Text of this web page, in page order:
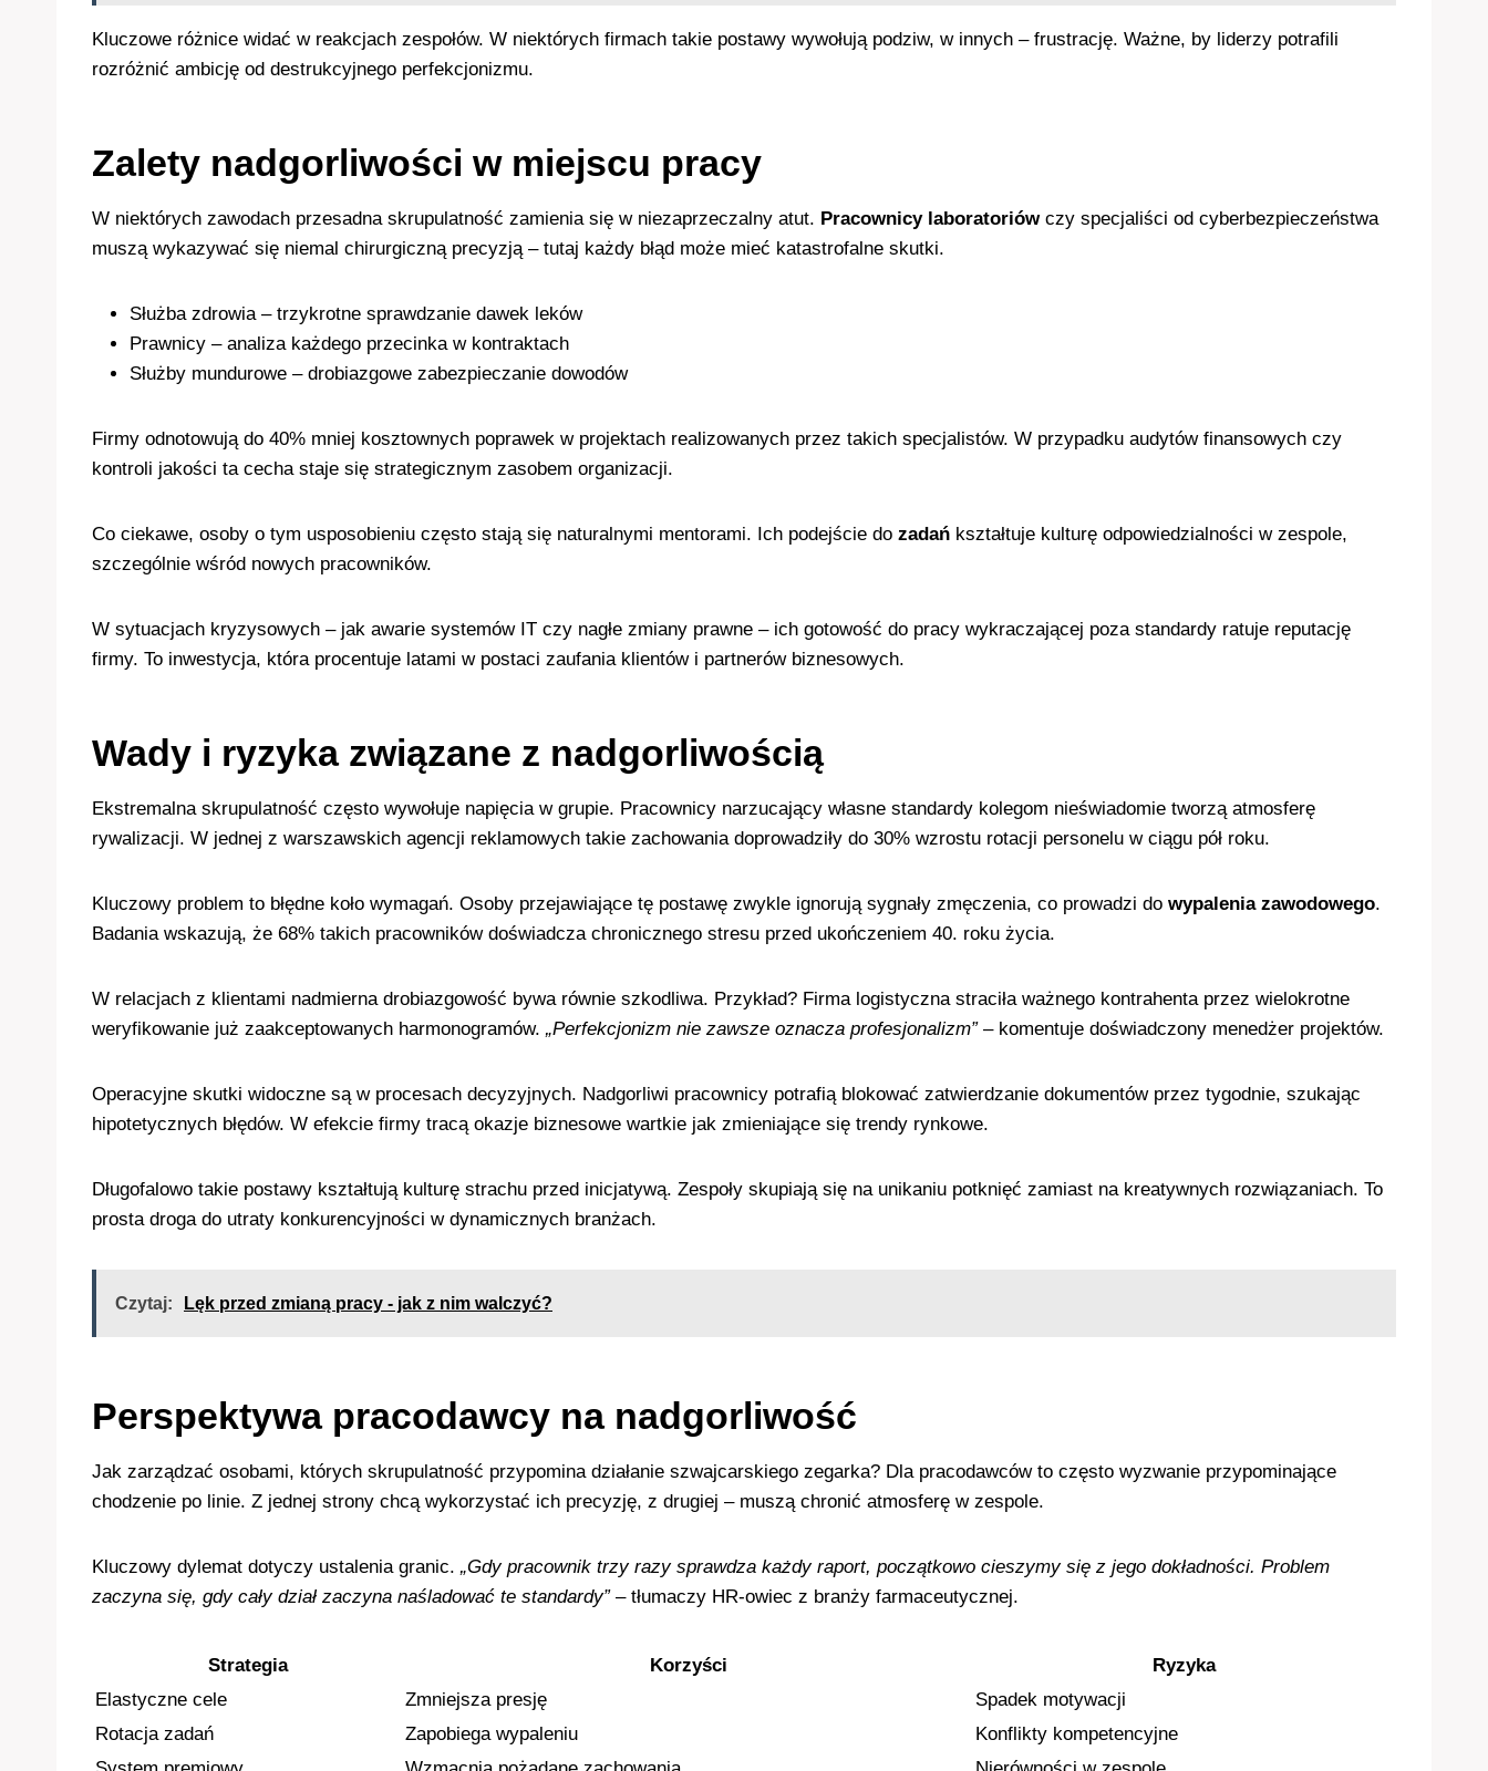
Kluczowe różnice widać w reakcjach zespołów. W niektórych firmach takie postawy wywołują podziw, w innych – frustrację. Ważne, by liderzy potrafili
rozróżnić ambicję od destrukcyjnego perfekcjonizmu.
Zalety nadgorliwości w miejscu pracy
W niektórych zawodach przesadna skrupulatność zamienia się w niezaprzeczalny atut. Pracownicy laboratoriówczy specjaliści od cyberbezpieczeństwa
muszą wykazywać się niemal chirurgiczną precyzją – tutaj każdy błąd może mieć katastrofalne skutki.
Służba zdrowia – trzykrotne sprawdzanie dawek leków
Prawnicy – analiza każdego przecinka w kontraktach
Służby mundurowe – drobiazgowe zabezpieczanie dowodów
Firmy odnotowują do 40% mniej kosztownych poprawek w projektach realizowanych przez takich specjalistów. W przypadku audytów finansowych czy
kontroli jakości ta cecha staje się strategicznym zasobem organizacji.
Co ciekawe, osoby o tym usposobieniu często stają się naturalnymi mentorami. Ich podejście do zadań kształtuje kulturę odpowiedzialności w zespole,
szczególnie wśród nowych pracowników.
W sytuacjach kryzysowych – jak awarie systemów IT czy nagłe zmiany prawne – ich gotowość do pracy wykraczającej poza standardy ratuje reputację
firmy. To inwestycja, która procentuje latami w postaci zaufania klientów i partnerów biznesowych.
Wady i ryzyka związane z nadgorliwością
Ekstremalna skrupulatność często wywołuje napięcia w grupie. Pracownicy narzucający własne standardy kolegom nieświadomie tworzą atmosferę
rywalizacji. W jednej z warszawskich agencji reklamowych takie zachowania doprowadziły do 30% wzrostu rotacji personelu w ciągu pół roku.
Kluczowy problem to błędne koło wymagań. Osoby przejawiające tę postawę zwykle ignorują sygnały zmęczenia, co prowadzi do wypalenia zawodowego.
Badania wskazują, że 68% takich pracowników doświadcza chronicznego stresu przed ukończeniem 40. roku życia.
W relacjach z klientami nadmierna drobiazgowość bywa równie szkodliwa. Przykład? Firma logistyczna straciła ważnego kontrahenta przez wielokrotne
weryfikowanie już zaakceptowanych harmonogramów. „Perfekcjonizm nie zawsze oznacza profesjonalizm”– komentuje doświadczony menedżer projektów.
Operacyjne skutki widoczne są w procesach decyzyjnych. Nadgorliwi pracownicy potrafią blokować zatwierdzanie dokumentów przez tygodnie, szukając
hipotetycznych błędów. W efekcie firmy tracą okazje biznesowe wartkie jak zmieniające się trendy rynkowe.
Długofalowo takie postawy kształtują kulturę strachu przed inicjatywą. Zespoły skupiają się na unikaniu potknięć zamiast na kreatywnych rozwiązaniach. To
prosta droga do utraty konkurencyjności w dynamicznych branżach.
Czytaj: Lęk przed zmianą pracy - jak z nim walczyć?
Perspektywa pracodawcy na nadgorliwość
Jak zarządzać osobami, których skrupulatność przypomina działanie szwajcarskiego zegarka? Dla pracodawców to często wyzwanie przypominające
chodzenie po linie. Z jednej strony chcą wykorzystać ich precyzję, z drugiej – muszą chronić atmosferę w zespole.
Kluczowy dylemat dotyczy ustalenia granic. „Gdy pracownik trzy razy sprawdza każdy raport, początkowo cieszymy się z jego dokładności. Problem
zaczyna się, gdy cały dział zaczyna naśladować te standardy”– tłumaczy HR-owiec z branży farmaceutycznej.
Strategia Korzyści
Ryzyka
Elastyczne cele
Zmniejsza presję
Spadek motywacji
Rotacja zadań
Zapobiega wypaleniu
Konflikty kompetencyjne